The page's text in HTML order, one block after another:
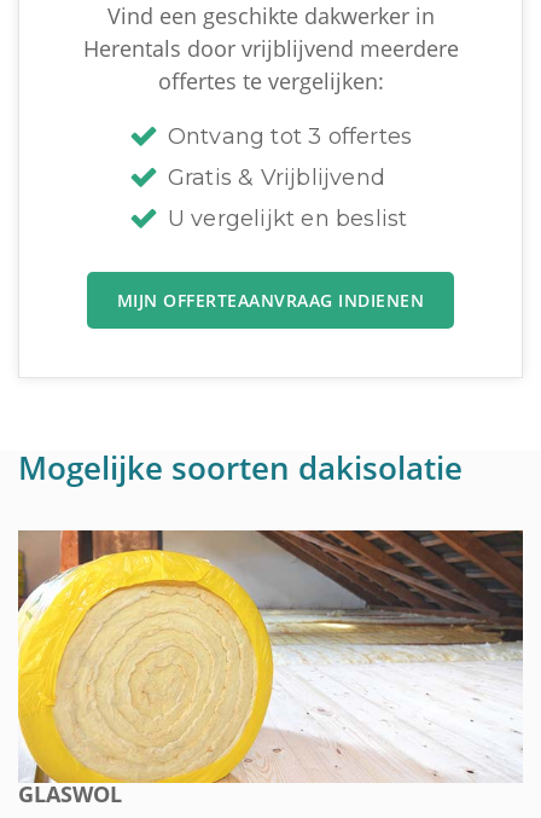
Vind een geschikte dakwerker in
Herentals door vrijblijvend meerdere
offertes te vergelijken:
Ontvang tot 3 offertes
Gratis & Vrijblijvend
U vergelijkt en beslist
MIJN OFFERTEAANVRAAG INDIENEN
Mogelijke soorten dakisolatie
GLASWOL